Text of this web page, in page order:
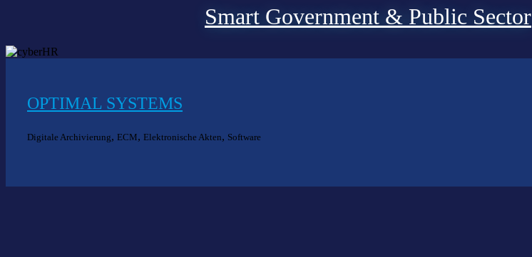
Smart Government & Public Sector
OPTIMAL SYSTEMS
Digitale Archivierung, ECM, Elektronische Akten, Software